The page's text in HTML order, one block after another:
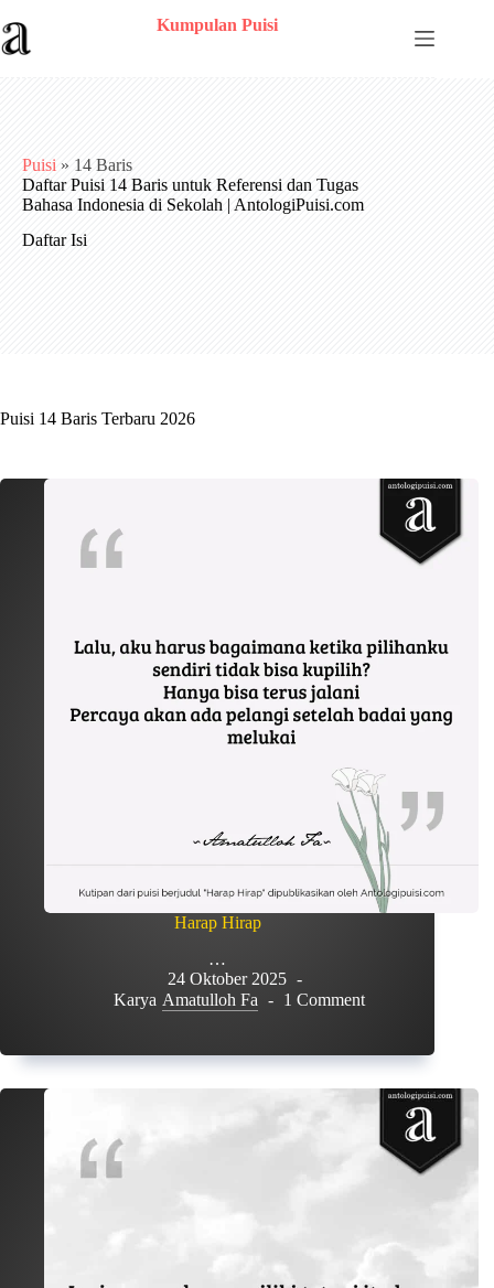
to
content
Kumpulan Puisi
Puisi » 14 Baris
Daftar Puisi 14 Baris untuk Referensi dan Tugas
Bahasa Indonesia di Sekolah | AntologiPuisi.com
Daftar Isi
Puisi 14 Baris Terbaru 2026
Harap Hirap
…
24 Oktober 2025
Karya Amatulloh Fa 1 Comment